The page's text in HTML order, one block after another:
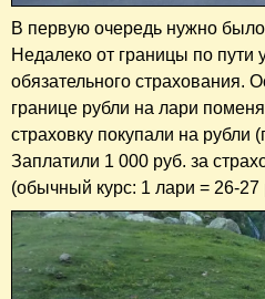
В первую очередь нужно было
Недалеко от границы по пути
обязательного страхования.
границе рубли на лари
страховку покупали на рубли
Заплатили 1 000 руб. за
(обычный курс: 1 лари = 26-27